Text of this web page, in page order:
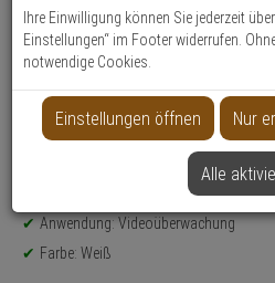
SucheProduktmerkmale
Datenblatt drucken
Zubehörartikel, Infrarotstrahler
Anwendung: Videoüberwachung
Farbe: Weiß
Ihre Einwilligung können Sie jederzeit
Einstellungen“ im Footer widerrufen.
notwendige Cookies.
Einstellungen öffnen Nur
Alle